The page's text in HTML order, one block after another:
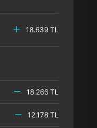
18.639 TL
18.266 TL
12.178 TL